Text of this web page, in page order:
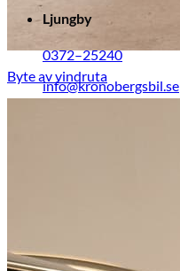
Byte av vindruta
Ljungby
0372–25240
info@kronobergsbil.se